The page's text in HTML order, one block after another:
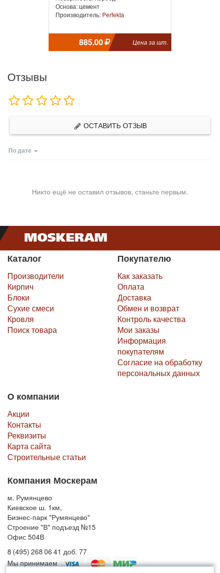
Основа: цемент
Производитель: Perfekta
885.00 Цена за шт.
Отзывы
ОСТАВИТЬ ОТЗЫВ
По дате
Никто ещё не оставил отзывов, станьте первым.
Каталог
Производители
Кирпич
Блоки
Сухие смеси
Кровля
Поиск товара
Покупателю
Как заказать
Оплата
Доставка
Обмен и возврат
Контроль качества
Мои заказы
Информация
покупателям
Согласие на обработку
персональных данных
О компании
Акции
Контакты
Реквизиты
Карта сайта
Строительные статьи
Компания Москерам
м. Румянцево
Киевское ш. 1км,
Бизнес-парк "Румянцево"
Строение "В" подъезд №15
Офис 504В
8 (495) 268 06 41 доб. 77
Мы принимаем